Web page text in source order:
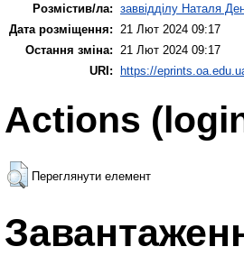
Розмістив/ла: заввідділу Наталя
Дата розміщення:
21 Лют 2024 09:17
Остання зміна:
21 Лют 2024 09:17
URI: https://
Actions
Переглянути елемент